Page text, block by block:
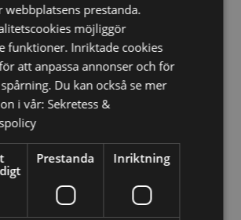
10 - 13
Januari
2027
Hall C Monter
C13
24 - 26
Januari
2027
33
26 - 28
Januari
Monter 70
prestanda.
möjliggör
funktioner. Inriktade cookies
att anpassa annonser och för
Du kan också se mer
i vår: Sekretess &
Prestanda Inriktning